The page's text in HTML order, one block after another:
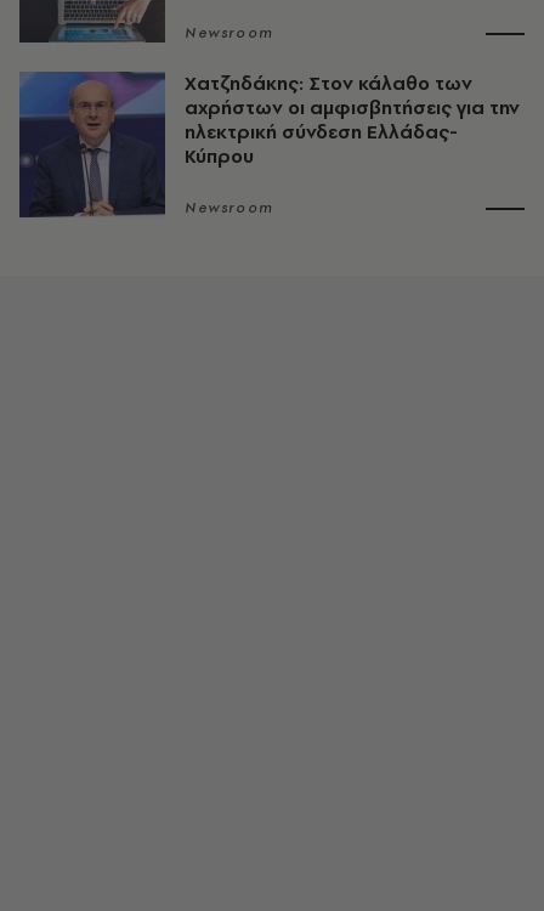
Newsroom
Χατζηδάκης: Στον κάλαθο των
αχρήστων οι αμφισβητήσεις για την
ηλεκτρική σύνδεση Ελλάδας-
Κύπρου
Newsroom